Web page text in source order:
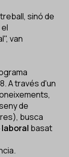
sinó de
van
A través d'un
de
busca
basat